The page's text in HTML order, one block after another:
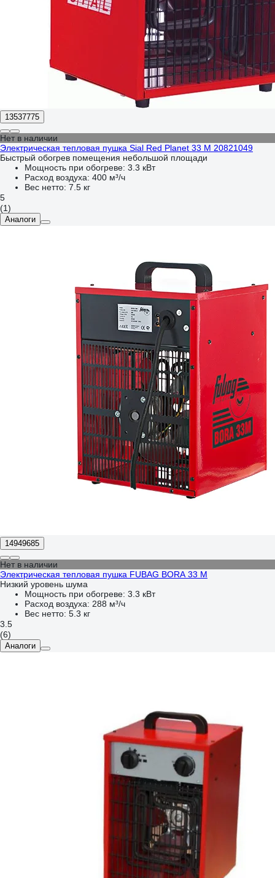
13537775
Нет в наличии
Электрическая тепловая пушка Sial Red Planet 33 M 20821049
Быстрый обогрев помещения небольшой площади
Мощность при обогреве: 3.3 кВт
Расход воздуха: 400 м³/ч
Вес нетто: 7.5 кг
5
(1)
Аналоги
14949685
Нет в наличии
Электрическая тепловая пушка FUBAG BORA 33 M
Низкий уровень шума
Мощность при обогреве: 3.3 кВт
Расход воздуха: 288 м³/ч
Вес нетто: 5.3 кг
3.5
(6)
Аналоги